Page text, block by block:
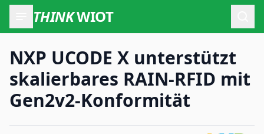
THINKWIOT
NXP UCODE X unterstützt
skalierbares RAIN-RFID mit
Gen2v2-Konformität